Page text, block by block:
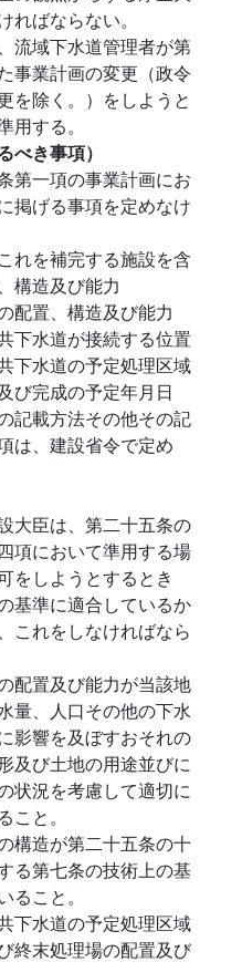
ればならない。
流域下水道管理者が第
事業計画の変更（政令
を除く。）をしようと
用する。
べき事項）
第一項の事業計画にお
掲げる事項を定めなけ
れを補完する施設を含
構造及び能力
配置、構造及び能力
下水道が接続する位置
下水道の予定処理区域
び完成の予定年月日
記載方法その他その記
は、建設省令で定め
大臣は、第二十五条の
項において準用する場
をしようとするとき
基準に適合しているか
これをしなければなら
配置及び能力が当該地
量、人口その他の下水
影響を及ぼすおそれの
及び土地の用途並びに
状況を考慮して適切に
こと。
構造が第二十五条の十
る第七条の技術上の基
ること。
下水道の予定処理区域
終末処理場の配置及び